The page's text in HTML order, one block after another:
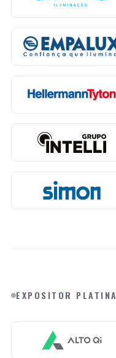
EXPOSITOR PLATINA